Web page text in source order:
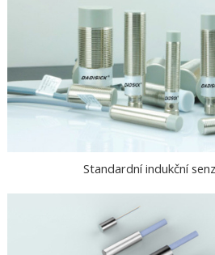
Standardní indukční